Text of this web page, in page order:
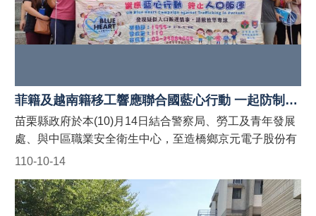
110 【如何申請苗栗縣政府外籍移工宣導團到廠實施宣
導？】 申請窗口： (一)勞青處：受理以外籍移工、其聘僱
單位及仲介公司職員為宣導對象之申請。聯絡電話：037-
#苗栗縣政府外籍移工宣導團 #防制人口販運藍心行動
BlueHeartCampaign #苗栗縣政府防制人口販運
網 https://reurl.cc/9E9GAn #LINE官方帳號貓裏捍衛藍心
最前線 http://line.me/ti/p/@122wszsv
菲籍及越南籍移工響應聯合國藍心行動 一起防制人口販運
110-10-14
苗栗縣政府於本(10)月14日結合警察局、勞工及青年發展
處、與中區職業安全衛生中心，至造橋鄉京元電子股份有
限公司移工宿舍針對縣內聘僱外籍移工宣導「聯合國藍心
業安全」等規定，並於現場發送宣導折頁！ 藍心，即是防
制人口販運的心。藍心行動的目標為喚起全球各地的防制